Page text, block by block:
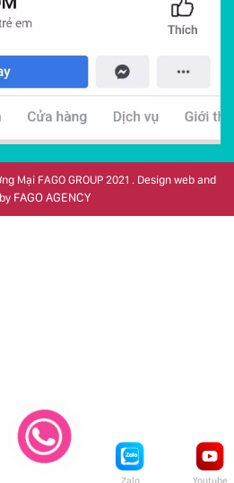
Mại FAGO GROUP 2021 . Design web and
FAGO AGENCY